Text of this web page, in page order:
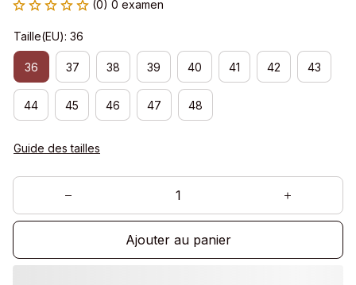
(0) 0 examen
Taille(EU): 36
36 37 38 39 40 41 42 43
44 45 46 47 48
Guide des tailles
Ajouter au panier